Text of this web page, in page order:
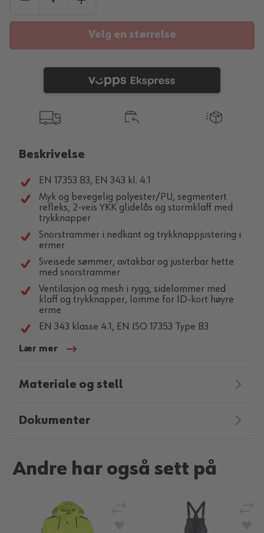
Velg en størrelse
Beskrivelse
EN 17353 B3, EN 343 kl. 4.1
Myk og bevegelig polyester/PU, segmentert
refleks, 2-veis YKK glidelås og stormklaff med
trykknapper
Snorstrammer i nedkant og trykknappjustering i
ermer
Sveisede sømmer, avtakbar og justerbar hette
med snorstrammer
Ventilasjon og mesh i rygg, sidelommer med
klaff og trykknapper, lomme for ID-kort høyre
erme
EN 343 klasse 4.1, EN ISO 17353 Type B3
Lær mer
Materiale og stell
Dokumenter
Andre har også sett på
Legg til sammenligning
Legg til i ønskeliste